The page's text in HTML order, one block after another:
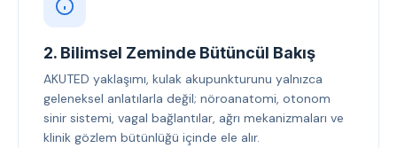
2. Bilimsel Zeminde Bütüncül Bakış
AKUTED yaklaşımı, kulak akupunkturunu yalnızca
geleneksel anlatılarla değil; nöroanatomi, otonom
sinir sistemi, vagal bağlantılar, ağrı mekanizmaları ve
klinik gözlem bütünlüğü içinde ele alır.